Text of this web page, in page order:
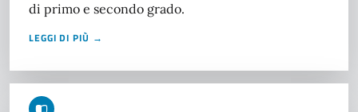
di primo e secondo grado.
LEGGI DI PIÙ →